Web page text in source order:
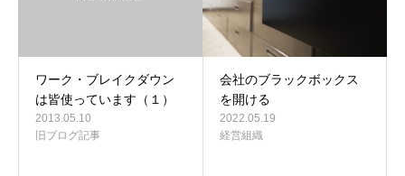
ワーク・ブレイクダウン
は皆使っています（１）
2013.05.10
旧ブログ記事
会社のブラックボックス
を開ける
2022.05.19
経営組織